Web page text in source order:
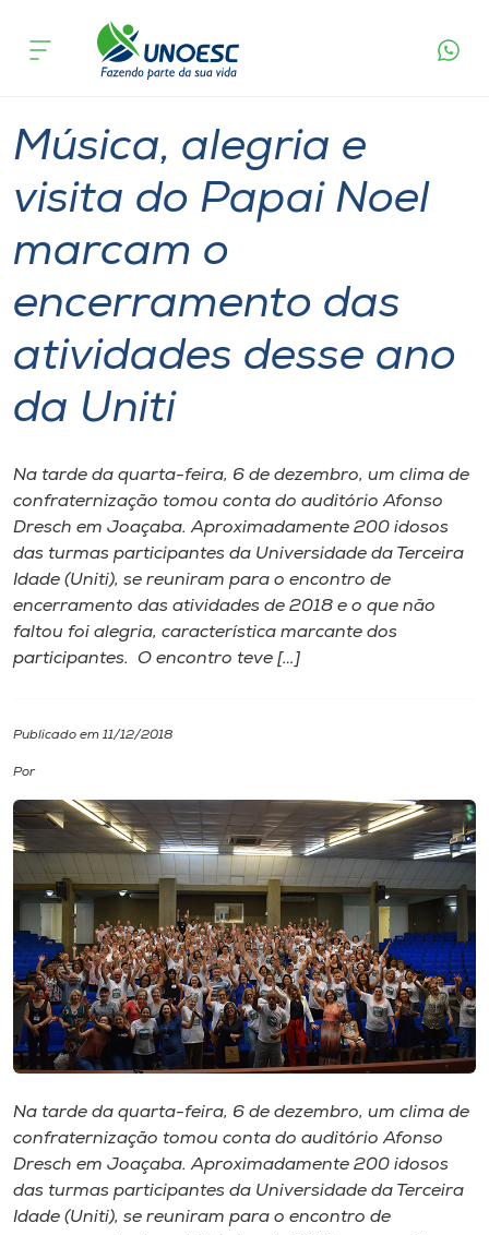
Cursos
Pesquisa
Atendimento ao Estudante
Portal de Ensino
Unoesc
Internacionalização
I.nova
Diplomados
Cultura
CPA
Biblioteca
Editora
Rádio
Museu
Unoesc
Selecione
acontece
Música, alegria e
visita do Papai Noel
marcam o
encerramento das
atividades desse ano
da Uniti
Na tarde da quarta-feira, 6 de dezembro, um clima de
confraternização tomou conta do auditório Afonso
Dresch em Joaçaba. Aproximadamente 200 idosos
das turmas participantes da Universidade da Terceira
Idade (Uniti), se reuniram para o encontro de
encerramento das atividades de 2018 e o que não
faltou foi alegria, característica marcante dos
participantes. O encontro teve […]
Publicado em 11/12/2018
Por
Na tarde da quarta-feira, 6 de dezembro, um clima de
confraternização tomou conta do auditório Afonso
Dresch em Joaçaba. Aproximadamente 200 idosos
das turmas participantes da Universidade da Terceira
Idade (Uniti), se reuniram para o encontro de